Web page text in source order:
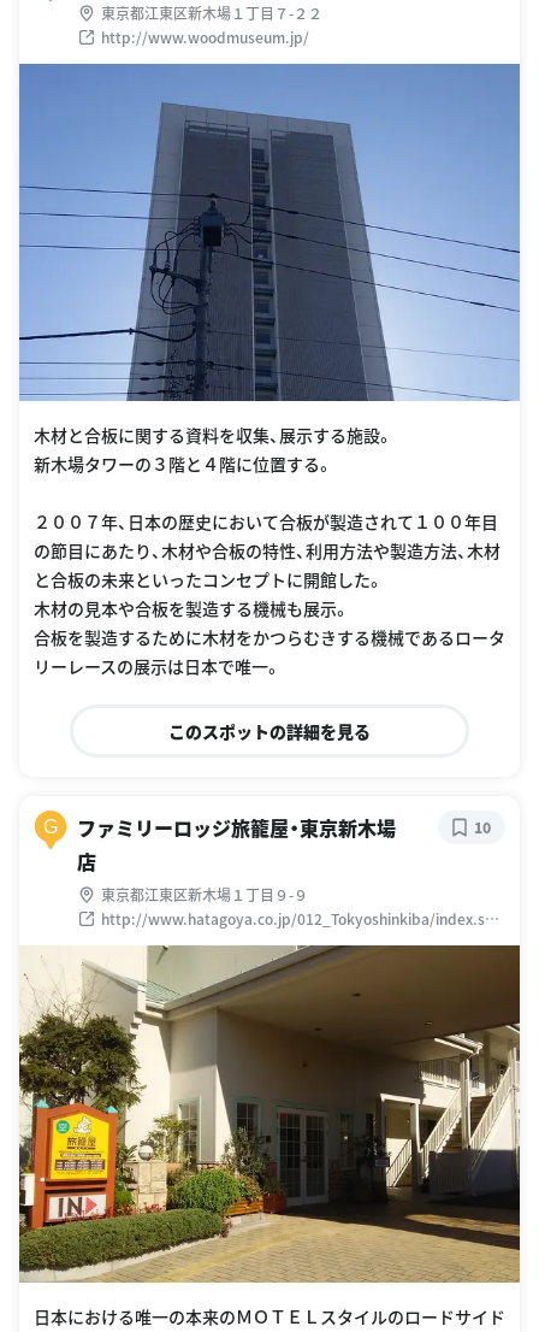
東京都江東区新木場１丁目７-２２
http://www.woodmuseum.jp/
木材と合板に関する資料を収集、展示する施設。
新木場タワーの３階と４階に位置する。
２００７年、日本の歴史において合板が製造されて１００年目
の節目にあたり、木材や合板の特性、利用方法や製造方法、木材
と合板の未来といったコンセプトに開館した。
木材の見本や合板を製造する機械も展示。
合板を製造するために木材をかつらむきする機械であるロータ
リーレースの展示は日本で唯一。
このスポットの詳細を見る
G
ファミリーロッジ旅籠屋・東京新木場
店
東京都江東区新木場１丁目９-９
http://www.hatagoya.co.jp/012_Tokyoshinkiba/index.sht
ml
10
日本における唯一の本来のＭＯＴＥＬスタイルのロードサイド